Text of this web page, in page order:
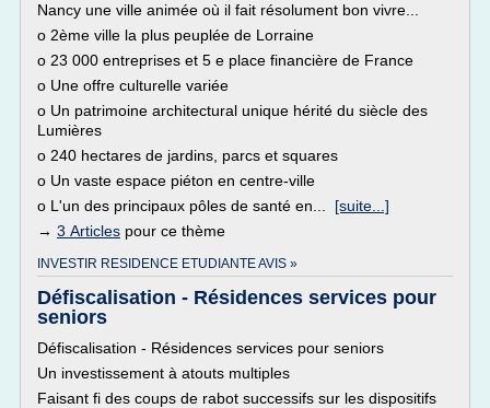
Nancy une ville animée où il fait résolument bon vivre...
o 2ème ville la plus peuplée de Lorraine
o 23 000 entreprises et 5 e place financière de France
o Une offre culturelle variée
o Un patrimoine architectural unique hérité du siècle des
Lumières
o 240 hectares de jardins, parcs et squares
o Un vaste espace piéton en centre-ville
o L'un des principaux pôles de santé en... [suite...]
→ 3 Articles pour ce thème
INVESTIR RESIDENCE ETUDIANTE AVIS »
Défiscalisation - Résidences services pour
seniors
Défiscalisation - Résidences services pour seniors
Un investissement à atouts multiples
Faisant fi des coups de rabot successifs sur les dispositifs